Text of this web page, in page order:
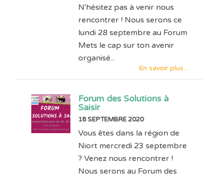
N'hésitez pas à venir nous
rencontrer ! Nous serons ce
lundi 28 septembre au Forum
Mets le cap sur ton avenir
organisé...
En savoir plus...
Forum des Solutions à
Saisir
18 SEPTEMBRE 2020
Vous êtes dans la région de
Niort mercredi 23 septembre
? Venez nous rencontrer !
Nous serons au Forum des